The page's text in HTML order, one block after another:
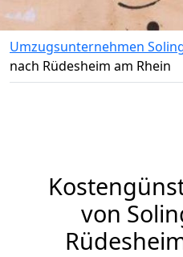
Umzugsunternehmen
nach Rüdesheim am Rhein
von